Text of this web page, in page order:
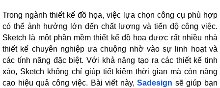
Trong ngành thiết kế đồ họa, việc lựa chọn công cụ phù hợp
có thể ảnh hưởng lớn đến chất lượng và tiến độ công việc.
Sketch là một phần mềm thiết kế đồ họa được rất nhiều nhà
thiết kế chuyên nghiệp ưa chuộng nhờ vào sự linh hoạt và
các tính năng đặc biệt. Với khả năng tạo ra các thiết kế tinh
xảo, Sketch không chỉ giúp tiết kiệm thời gian mà còn nâng
cao hiệu quả công việc. Bài viết này,Sadesign sẽ giúp bạn